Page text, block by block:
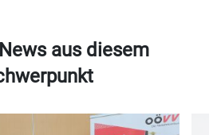
aus diesem